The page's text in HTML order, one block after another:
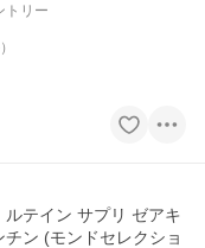
トリー
）
テイン サプリ ゼアキ
ン (モンドセレクショ